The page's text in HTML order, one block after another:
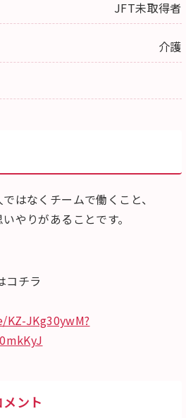
JFT未取得者
介護
はなくチームで働くこと、
やりがあることです。
チラ
JKg30ywM?
ント